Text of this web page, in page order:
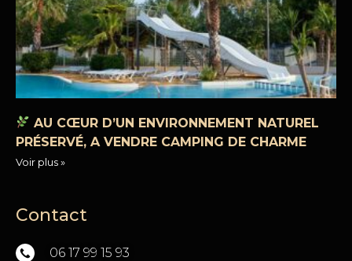
AU CŒUR D’UN ENVIRONNEMENT NATUREL
PRÉSERVÉ, A VENDRE CAMPING DE CHARME
Voir plus »
Contact
06 17 99 15 93